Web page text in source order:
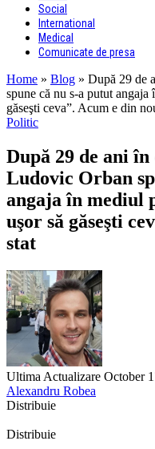
Social
International
Medical
Comunicate de presa
Home » Blog » După 29 de
spune că nu s-a putut
găseşti ceva”. Acum e din
Politic
După 29 de ani
Ludovic Orban
angaja în mediul
uşor să găseşti
stat
Ultima Actualizare October
Alexandru Robea
Distribuie
Distribuie